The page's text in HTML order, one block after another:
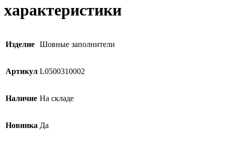
характеристики
Изделие Шовные заполнители
Артикул L0500310002
Наличие На складе
Новинка Да